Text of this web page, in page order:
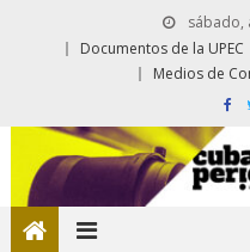
sábado,
Documentos de la UPEC
Medios de